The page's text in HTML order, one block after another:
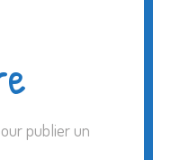
publier un